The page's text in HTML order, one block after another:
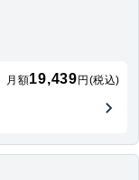
月額19,439 円(税込)